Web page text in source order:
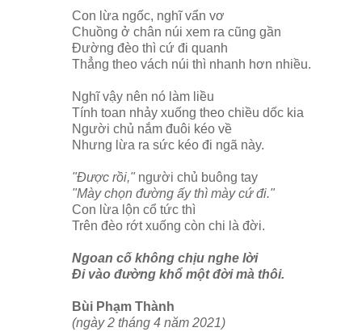
Con lừa ngốc, nghĩ vẩn vơ
Chuồng ở chân núi xem ra cũng gần
Đường đèo thì cứ đi quanh
Thẳng theo vách núi thì nhanh hơn nhiều.
Nghĩ vậy nên nó làm liều
Tính toan nhảy xuống theo chiều dốc kia
Người chủ nắm đuôi kéo về
Nhưng lừa ra sức kéo đi ngã này.
"Được rồi," người chủ buông tay
"Mày chọn đường ấy thì mày cứ đi."
Con lừa lộn cổ tức thì
Trên đèo rớt xuống còn chi là đời.
Ngoan cố không chịu nghe lời
Đi vào đường khổ một đời mà thôi.
Bùi Phạm Thành
(ngày 2 tháng 4 năm 2021)